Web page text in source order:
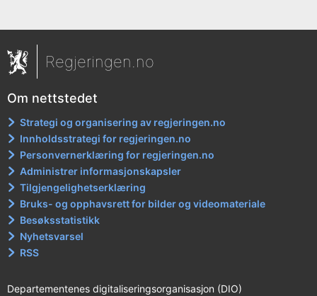
Regjeringen.no
Om nettstedet
Strategi og organisering av regjeringen.no
Innholdsstrategi for regjeringen.no
Personvernerklæring for regjeringen.no
Administrer informasjonskapsler
Tilgjengelighetserklæring
Bruks- og opphavsrett for bilder og videomateriale
Besøksstatistikk
Nyhetsvarsel
RSS
Departementenes digitaliseringsorganisasjon (DIO)